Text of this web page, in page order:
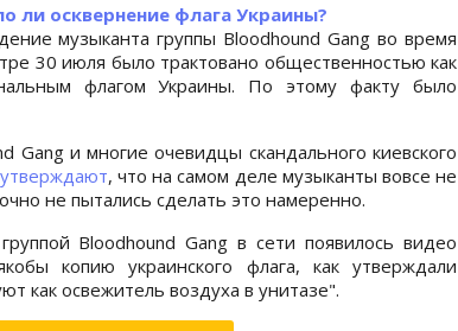
ли осквернение флага Украины?
музыканта группы Bloodhound Gang во время
30 июля было трактовано общественностью как
флагом Украины. По этому факту было
и многие очевидцы скандального киевского
утверждают, что на самом деле музыканты вовсе не
не пытались сделать это намеренно.
Bloodhound Gang в сети появилось видео
копию украинского флага, как утверждали
как освежитель воздуха в унитазе".